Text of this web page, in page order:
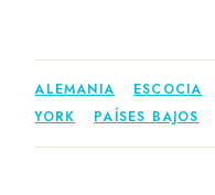
ALEMANIA ESCOCIA
YORK
PAÍSES BAJOS